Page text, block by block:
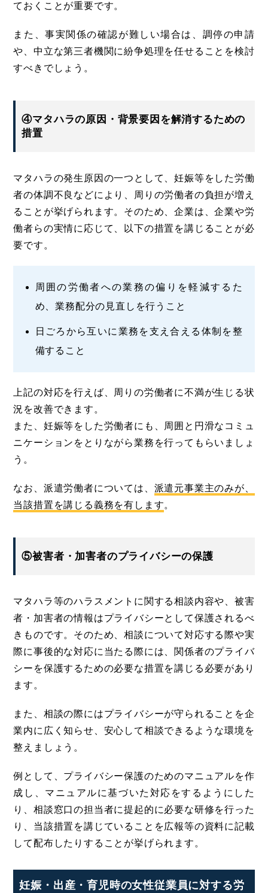
ておくことが重要です。
また、事実関係の確認が難しい場合は、調停の申請
や、中立な第三者機関に紛争処理を任せることを検討
すべきでしょう。
④マタハラの原因・背景要因を解消するための
措置
マタハラの発生原因の一つとして、妊娠等をした労働
者の体調不良などにより、周りの労働者の負担が増え
ることが挙げられます。そのため、企業は、企業や労
働者らの実情に応じて、以下の措置を講じることが必
要です。
周囲の労働者への業務の偏りを軽減するた
め、業務配分の見直しを行うこと
日ごろから互いに業務を支え合える体制を整
備すること
上記の対応を行えば、周りの労働者に不満が生じる状
況を改善できます。
また、妊娠等をした労働者にも、周囲と円滑なコミュ
ニケーションをとりながら業務を行ってもらいましょ
う。
なお、派遣労働者については、 派遣元事業主のみが、
当該措置を講じる義務を有します。
⑤被害者・加害者のプライバシーの保護
マタハラ等のハラスメントに関する相談内容や、被害
者・加害者の情報はプライバシーとして保護されるべ
きものです。そのため、相談について対応する際や実
際に事後的な対応に当たる際には、関係者のプライバ
シーを保護するための必要な措置を講じる必要があり
ます。
また、相談の際にはプライバシーが守られることを企
業内に広く知らせ、安心して相談できるような環境を
整えましょう。
例として、プライバシー保護のためのマニュアルを作
成し、マニュアルに基づいた対応をするようにした
り、相談窓口の担当者に提起的に必要な研修を行った
り、当該措置を講じていることを広報等の資料に記載
して配布したりすることが挙げられます。
妊娠・出産・育児時の女性従業員に対する労